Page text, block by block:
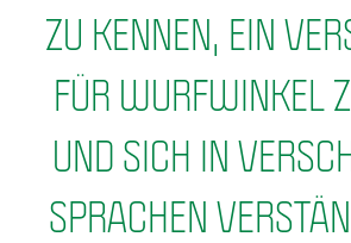
ZU KENNEN, EIN
FÜR WURFWINKEL
UND SICH IN
SPRACHEN